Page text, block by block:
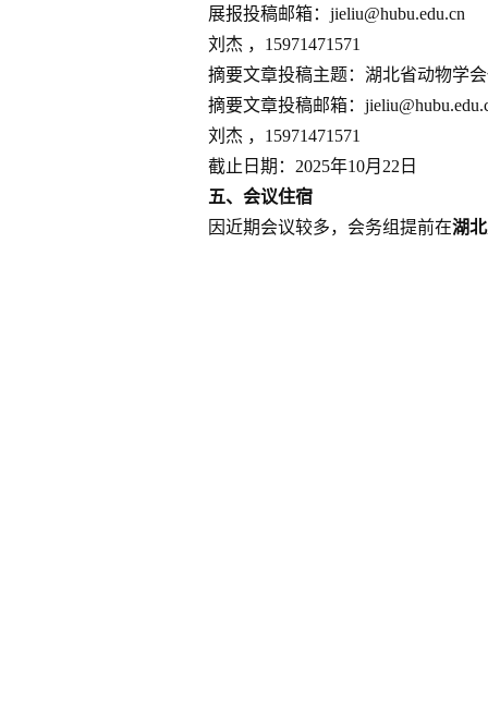
展报投稿邮箱： jieliu@hubu.edu.cn
刘杰 ， 15971471571
摘要文章投稿主题：湖北省动物学
摘要文章投稿邮箱：
刘杰 ， 15971471571
截止日期： 2025年10月22 日
五、会议住宿
因近期会议较多，会务组提前在湖